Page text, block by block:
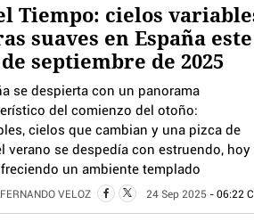
Tiempo: cielos
suaves en España este
septiembre de 2025
se despierta con un panorama
del comienzo del otoño:
cielos que cambian y una pizca de
verano se despedía con estruendo, hoy
un ambiente templado
FERNANDO VELOZ 24 Sep 2025 - 06:22